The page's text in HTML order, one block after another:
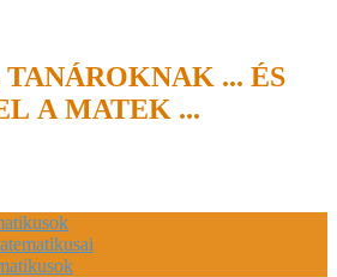
... ÉS
A MATEK ...